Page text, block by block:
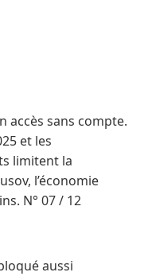
accès sans compte.
et les
limitent la
l’économie
N° 07 / 12
aussi